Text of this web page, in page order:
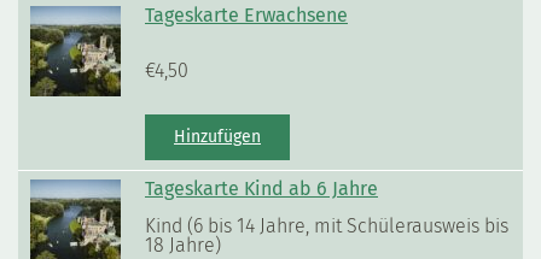
Tageskarte Erwachsene
€4,50
Hinzufügen
Tageskarte Kind ab 6 Jahre
Kind (6 bis 14 Jahre, mit Schülerausweis bis
18 Jahre)